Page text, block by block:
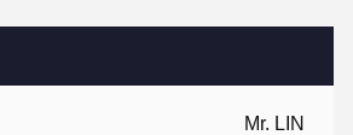
Mr. LIN